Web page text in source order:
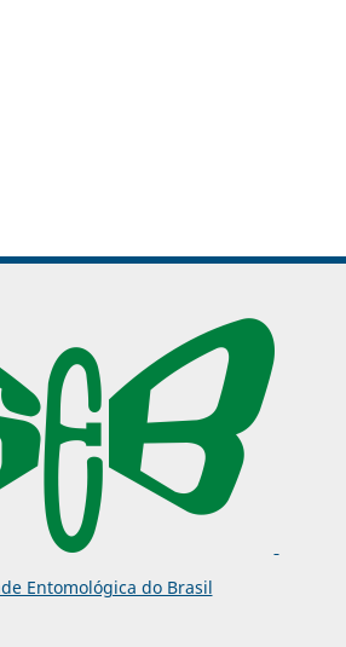
Entomológica do Brasil